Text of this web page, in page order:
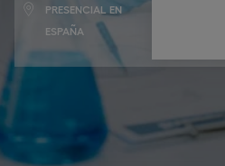
PRESENCIAL EN
ESPAÑA